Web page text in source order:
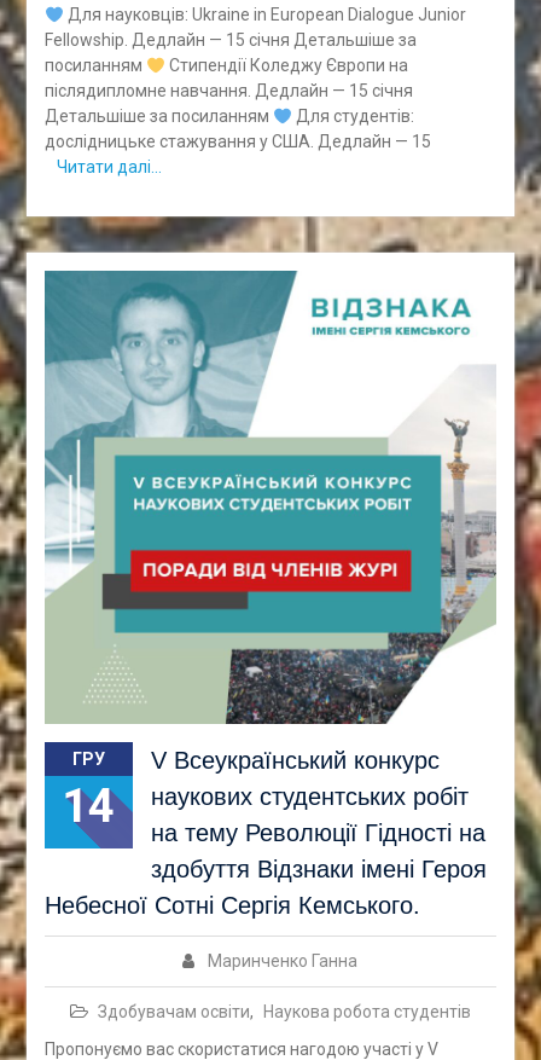
Для науковців: Ukraine in European Dialogue Junior
Fellowship. Дедлайн — 15 січня Детальшіше за
посиланням
Стипендії Коледжу Європи на
післядипломне навчання. Дедлайн — 15 січня
Детальшіше за посиланням
Для студентів:
дослідницьке стажування у США. Дедлайн — 15
Читати далі…
ГРУ
14
V Всеукраїнський конкурс
наукових студентських робіт
на тему Революції Гідності на
здобуття Відзнаки імені Героя
Небесної Сотні Сергія Кемського.
Маринченко Ганна
Здобувачам освіти,
Наукова робота студентів
Пропонуємо вас скористатися нагодою участі у V